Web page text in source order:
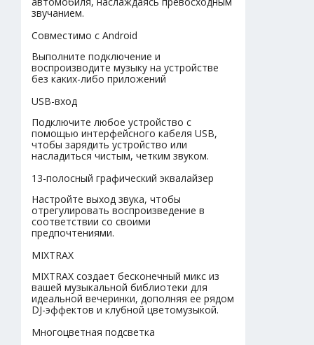
звучанием.
Совместимо с Android
Выполните подключение и
воспроизводите музыку на устройстве
без каких-либо приложений
USB-вход
Подключите любое устройство с
помощью интерфейсного кабеля USB,
чтобы зарядить устройство или
насладиться чистым, четким звуком.
13-полосный графический эквалайзер
Настройте выход звука, чтобы
отрегулировать воспроизведение в
соответствии со своими
предпочтениями.
MIXTRAX
MIXTRAX создает бесконечный микс из
вашей музыкальной библиотеки для
идеальной вечеринки, дополняя ее рядом
DJ-эффектов и клубной цветомузыкой.
Многоцветная подсветка